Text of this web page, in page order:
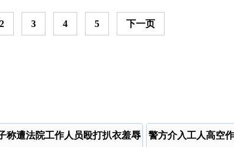
2 3 4 5 下一页
称遭法院工作人员殴打扒衣羞辱 警方介入工人高空